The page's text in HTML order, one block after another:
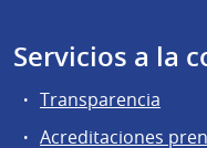
Servicios a la
Transparencia
Acreditaciones